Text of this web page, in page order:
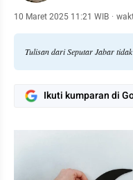
10 Maret 2025 11:21 WIB ·
Tulisan dari Seputar Jabar
Ikuti kumparan di